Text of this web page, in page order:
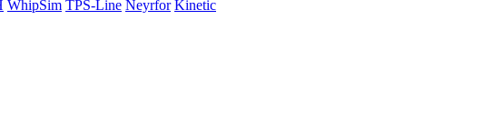
WhipSim TPS-Line Neyrfor Kinetic